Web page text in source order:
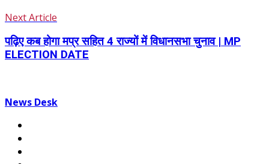
Next Article
पढ़िए कब होगा मप्र सहित 4 राज्यों में विधानसभा चुनाव | MP
ELECTION DATE
News Desk